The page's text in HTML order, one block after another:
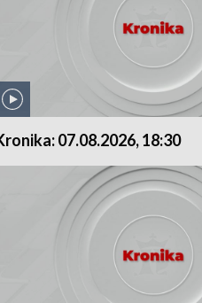
07.08.2026, 18:30